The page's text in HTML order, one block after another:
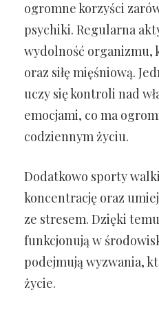
ogromne korzyści
psychiki. Regularna
wydolność organizmu,
oraz siłę mięśniową.
uczy się kontroli nad
emocjami, co ma
codziennym życiu.
Dodatkowo sporty
koncentrację oraz
ze stresem. Dzięki
funkcjonują w
podejmują wyzwania,
życie.